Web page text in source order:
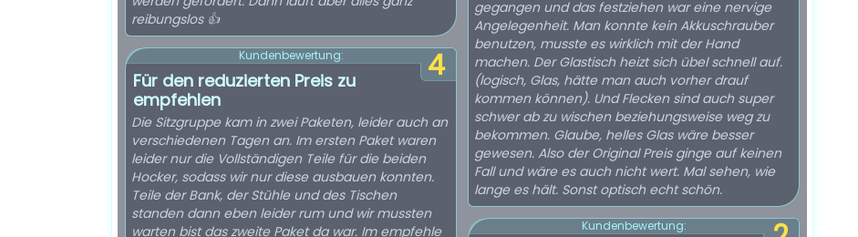
reibungslos 👍
4
Kundenbewertung:
Für den reduzierten Preis zu
empfehlen
Die Sitzgruppe kam in zwei Paketen, leider auch an
verschiedenen Tagen an. Im ersten Paket waren
leider nur die Vollständigen Teile für die beiden
Hocker, sodass wir nur diese ausbauen konnten.
Teile der Bank, der Stühle und des Tischen
standen dann eben leider rum und wir mussten
warten bist das zweite Paket da war. Im empfehle
gegangen und das festziehen war eine nervige
Angelegenheit. Man konnte kein Akkuschrauber
benutzen, musste es wirklich mit der Hand
machen. Der Glastisch heizt sich übel schnell auf.
(logisch, Glas, hätte man auch vorher drauf
kommen können). Und Flecken sind auch super
schwer ab zu wischen beziehungsweise weg zu
bekommen. Glaube, helles Glas wäre besser
gewesen. Also der Original Preis ginge auf keinen
Fall und wäre es auch nicht wert. Mal sehen, wie
lange es hält. Sonst optisch echt schön.
Kundenbewertung: